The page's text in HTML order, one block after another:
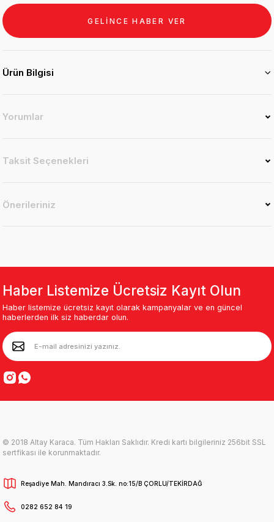
GELİNCE HABER VER
Ürün Bilgisi
Yorumlar
Taksit Seçenekleri
Önerileriniz
Haber Listemize Ücretsiz Kayıt Olun
Haber listemize ücretsiz kayıt olarak kampanyalar ve en güncel
haberlerden ilk siz haberdar olun.
© 2018 Altay Karaca. Tüm Hakları Saklıdır. Kredi kartı bilgileriniz 256bit SSL
sertfikası ile korunmaktadır.
Reşadiye Mah. Mandıracı 3.Sk. no:15/B ÇORLU/TEKİRDAĞ
0282 652 84 19